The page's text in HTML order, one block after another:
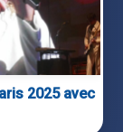
2025 avec